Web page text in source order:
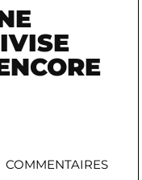
COMMENTAIRES